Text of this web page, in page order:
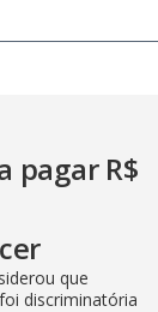
pagar R$
que
discriminatória